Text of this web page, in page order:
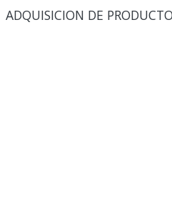
ADQUISICION DE